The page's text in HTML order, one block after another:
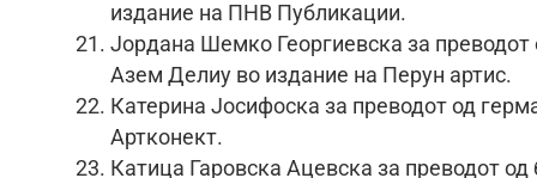
издание на ПНВ Публикации.
Јордана Шемко Георгиевска за преводот
Азем Делиу во издание на Перун артис.
Катерина Јосифоска за преводот од
Артконект.
Катица Гаровска Ацевска за преводот од